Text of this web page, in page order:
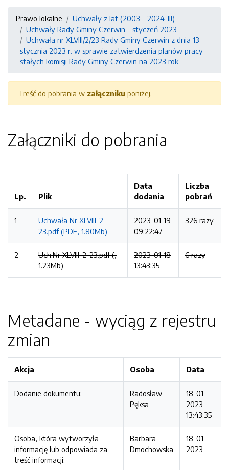
Prawo lokalne
Uchwały z lat (2003 - 2024-III)
Uchwały Rady Gminy Czerwin - styczeń 2023
Uchwała nr XLVIII/2/23 Rady Gminy Czerwin z dnia 13
stycznia 2023 r. w sprawie zatwierdzenia planów pracy
stałych komisji Rady Gminy Czerwin na 2023 rok
Treść do pobrania w załączniku poniżej.
Załączniki do pobrania
Lp. Plik
Data
dodania
Liczba
pobrań
1
Uchwała Nr XLVIII-2-
23.pdf (PDF, 1.80Mb)
2023-01-19
09:22:47
326 razy
2
Uch.Nr XLVIII-2-23.pdf (,
1.23Mb)
2023-01-18
13:43:35
6 razy
Metadane - wyciąg z rejestru
zmian
Akcja Osoba Data
Dodanie dokumentu:
Radosław
Pęksa
18-01-
2023
13:43:35
Osoba, która wytworzyła
informację lub odpowiada za
treść informacji:
Barbara
Dmochowska
18-01-
2023